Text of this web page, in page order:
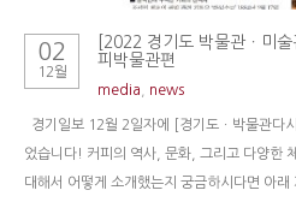
02
12월
[2022 경기도 박물관ㆍ미
피박물관편
media news
경기일보 12월 2일자에 [경기도ㆍ박물관다
었습니다! 커피의 역사, 문화, 그리고 다양한
대해서 어떻게 소개했는지 궁금하시다면 아